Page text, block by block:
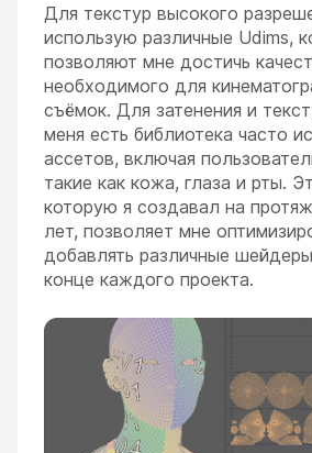
Для текстур высокого
использую различные Udims,
позволяют мне достичь
необходимого для
съёмок. Для затенения и
меня есть библиотека часто
ассетов, включая
такие как кожа, глаза и рты.
которую я создавал на
лет, позволяет мне
добавлять различные
конце каждого проекта.